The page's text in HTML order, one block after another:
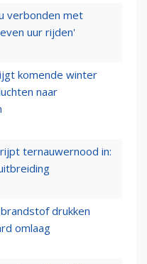
verbonden met
uur rijden'
komende winter
naar
ternauwernood in:
drukken
omlaag